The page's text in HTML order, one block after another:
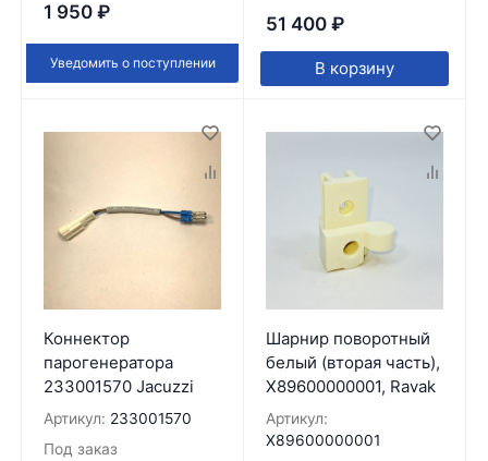
1 950 ₽
Уведомить о поступлении
51 400 ₽
В корзину
Коннектор
парогенератора
233001570 Jacuzzi
Артикул: 233001570
Под заказ
Шарнир поворотный
белый (вторая часть),
X89600000001, Ravak
Артикул:
X89600000001